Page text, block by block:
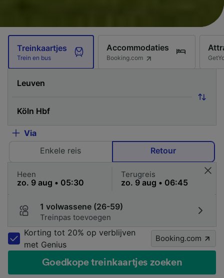
Treinkaartjes
Trein en bus
Accommodaties
Booking.com
Via
Enkele reis
Retour
Heen Terugreis
1 volwassene (26-59)
Treinpas toevoegen
Korting tot 20% op verblijven
met Genius
Booking.com
Goedkope treinkaartjes zoeken